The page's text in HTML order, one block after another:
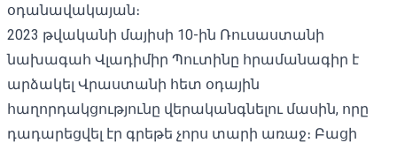
օդանավակայան։
2023 թվականի մայիսի 10-ին Ռուսաստանի
նախագահ Վլադիմիր Պուտինը հրամանագիր է
արձակել Վրաստանի հետ օդային
հաղորդակցությունը վերականգնելու մասին, որը
դադարեցվել էր գրեթե չորս տարի առաջ։ Բացի